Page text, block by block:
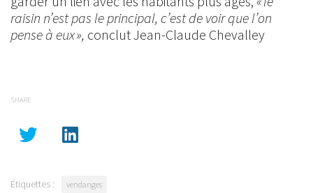
raisin n’est pas le principal, c’est de voir que l’on
pense à eux », conclut Jean-Claude Chevalley
SHARE
Étiquettes : vendanges